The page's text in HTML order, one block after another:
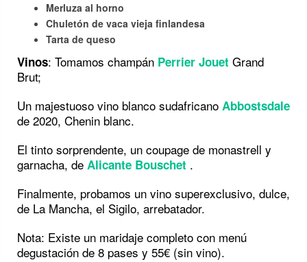
Merluza al horno
Chuletón de vaca vieja finlandesa
Tarta de queso
Vinos: Tomamos champán Perrier Jouet Grand
Brut;
Un majestuoso vino blanco sudafricano Abbostsdale
de 2020, Chenin blanc.
El tinto sorprendente, un coupage de monastrell y
garnacha, de Alicante Bouschet .
Finalmente, probamos un vino superexclusivo, dulce,
de La Mancha, el Sigilo, arrebatador.
Nota: Existe un maridaje completo con menú
degustación de 8 pases y 55€ (sin vino).